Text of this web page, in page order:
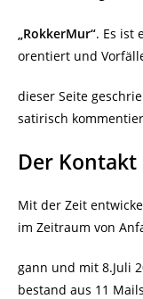
„RokkerMur“. Es ist
orentiert und
dieser Seite
satirisch
Der Kontakt
Mit der Zeit
im Zeitraum von
gann und mit 8.Juli
bestand aus 11